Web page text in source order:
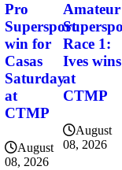
Pro
Supersport
win for
Casas
Saturday
at
CTMP
August
08, 2026
Amateur
Race 1:
Ives wins
at
CTMP
August
08, 2026